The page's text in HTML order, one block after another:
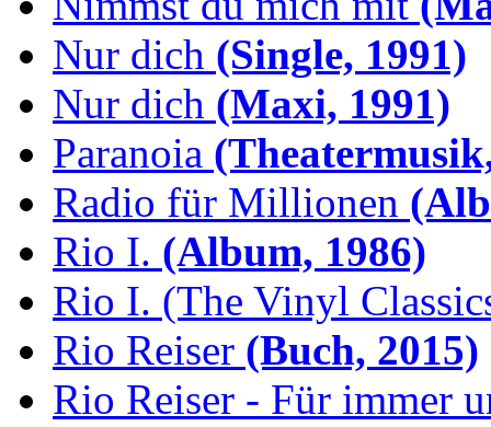
Nur dich (Single, 1991)
Nur dich (Maxi, 1991)
Paranoia
Radio für Millionen
Rio I. (Album, 1986)
Rio I. (The Vinyl
Rio Reiser (Buch, 2015)
Rio Reiser - Für immer